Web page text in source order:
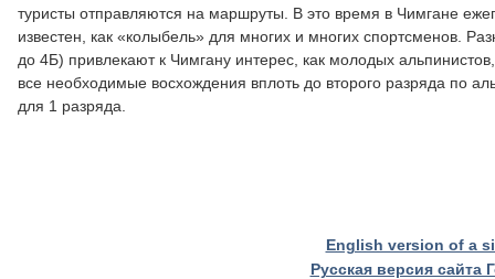
туристы отправляются на маршруты. В это время в Чимгане
известен, как «колыбель» для многих и многих спортсменов.
до 4Б) привлекают к Чимгану интерес, как молодых
все необходимые восхождения вплоть до второго разряда по
для 1 разряда.
English version of a
Русская версия